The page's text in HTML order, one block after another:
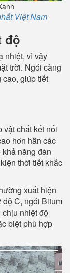
Việt Nam
độ
nhiệt, vì vậy
trời. Ngói càng
cao, giúp tiết
vật chất kết nối
hơn hẳn các
năng đàn
thời tiết khắc
xuất hiện
độ C, ngói Bitum
nhiệt độ
biệt phù hợp